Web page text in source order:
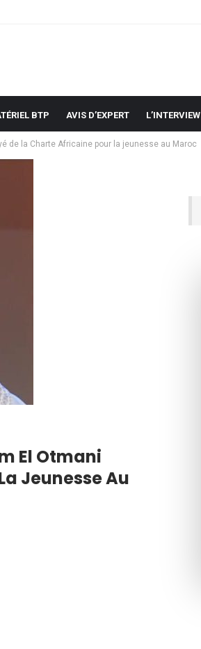
BTP AVIS D’EXPERT L’INTERVIEW
de la Charte Africaine pour la jeunesse au Maroc
El Otmani
Jeunesse Au